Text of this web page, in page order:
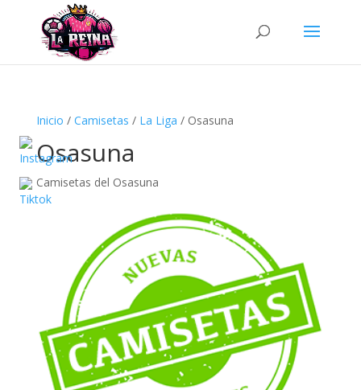
Búsqueda
productos
Inicio / Camisetas / La Liga / Osasuna
Osasuna
Camisetas del Osasuna